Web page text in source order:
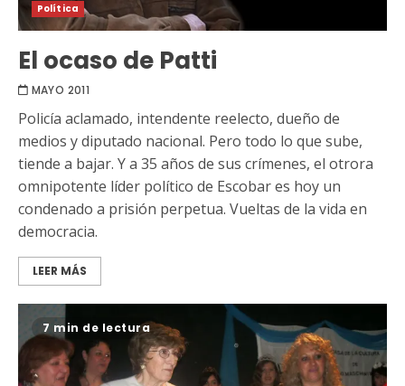
Política
El ocaso de Patti
MAYO 2011
Policía aclamado, intendente reelecto, dueño de
medios y diputado nacional. Pero todo lo que sube,
tiende a bajar. Y a 35 años de sus crímenes, el otrora
omnipotente líder político de Escobar es hoy un
condenado a prisión perpetua. Vueltas de la vida en
democracia.
LEER MÁS
7 min de lectura